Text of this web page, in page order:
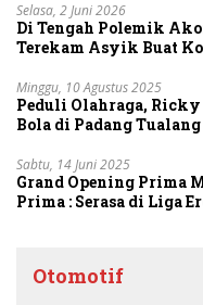
Selasa, 2 Juni 2026
Di Tengah Polemik
Terekam Asyik Buat
Minggu, 10 Agustus 2025
Peduli Olahraga,
Bola di Padang
Sabtu, 14 Juni 2025
Grand Opening Prima
Prima : Serasa di Liga
Otomotif